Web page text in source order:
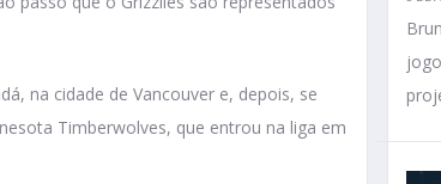
na cidade de Vancouver e, depois, se
Timberwolves, que entrou na liga em